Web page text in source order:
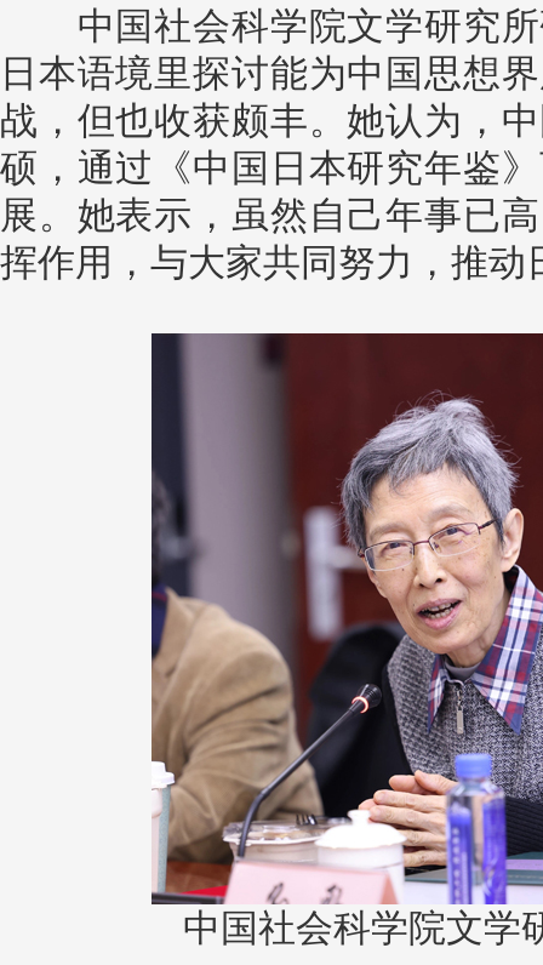
中国社会科学院文学研究所
日本语境里探讨能为中国思想
战，但也收获颇丰。她认为，
硕，通过《中国日本研究年鉴
展。她表示，虽然自己年事已
挥作用，与大家共同努力，推动
中国社会科学院文学